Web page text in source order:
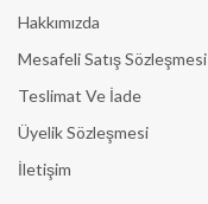
Hakkımızda
Mesafeli Satış Sözleşmesi
Teslimat Ve İade
Üyelik Sözleşmesi
İletişim